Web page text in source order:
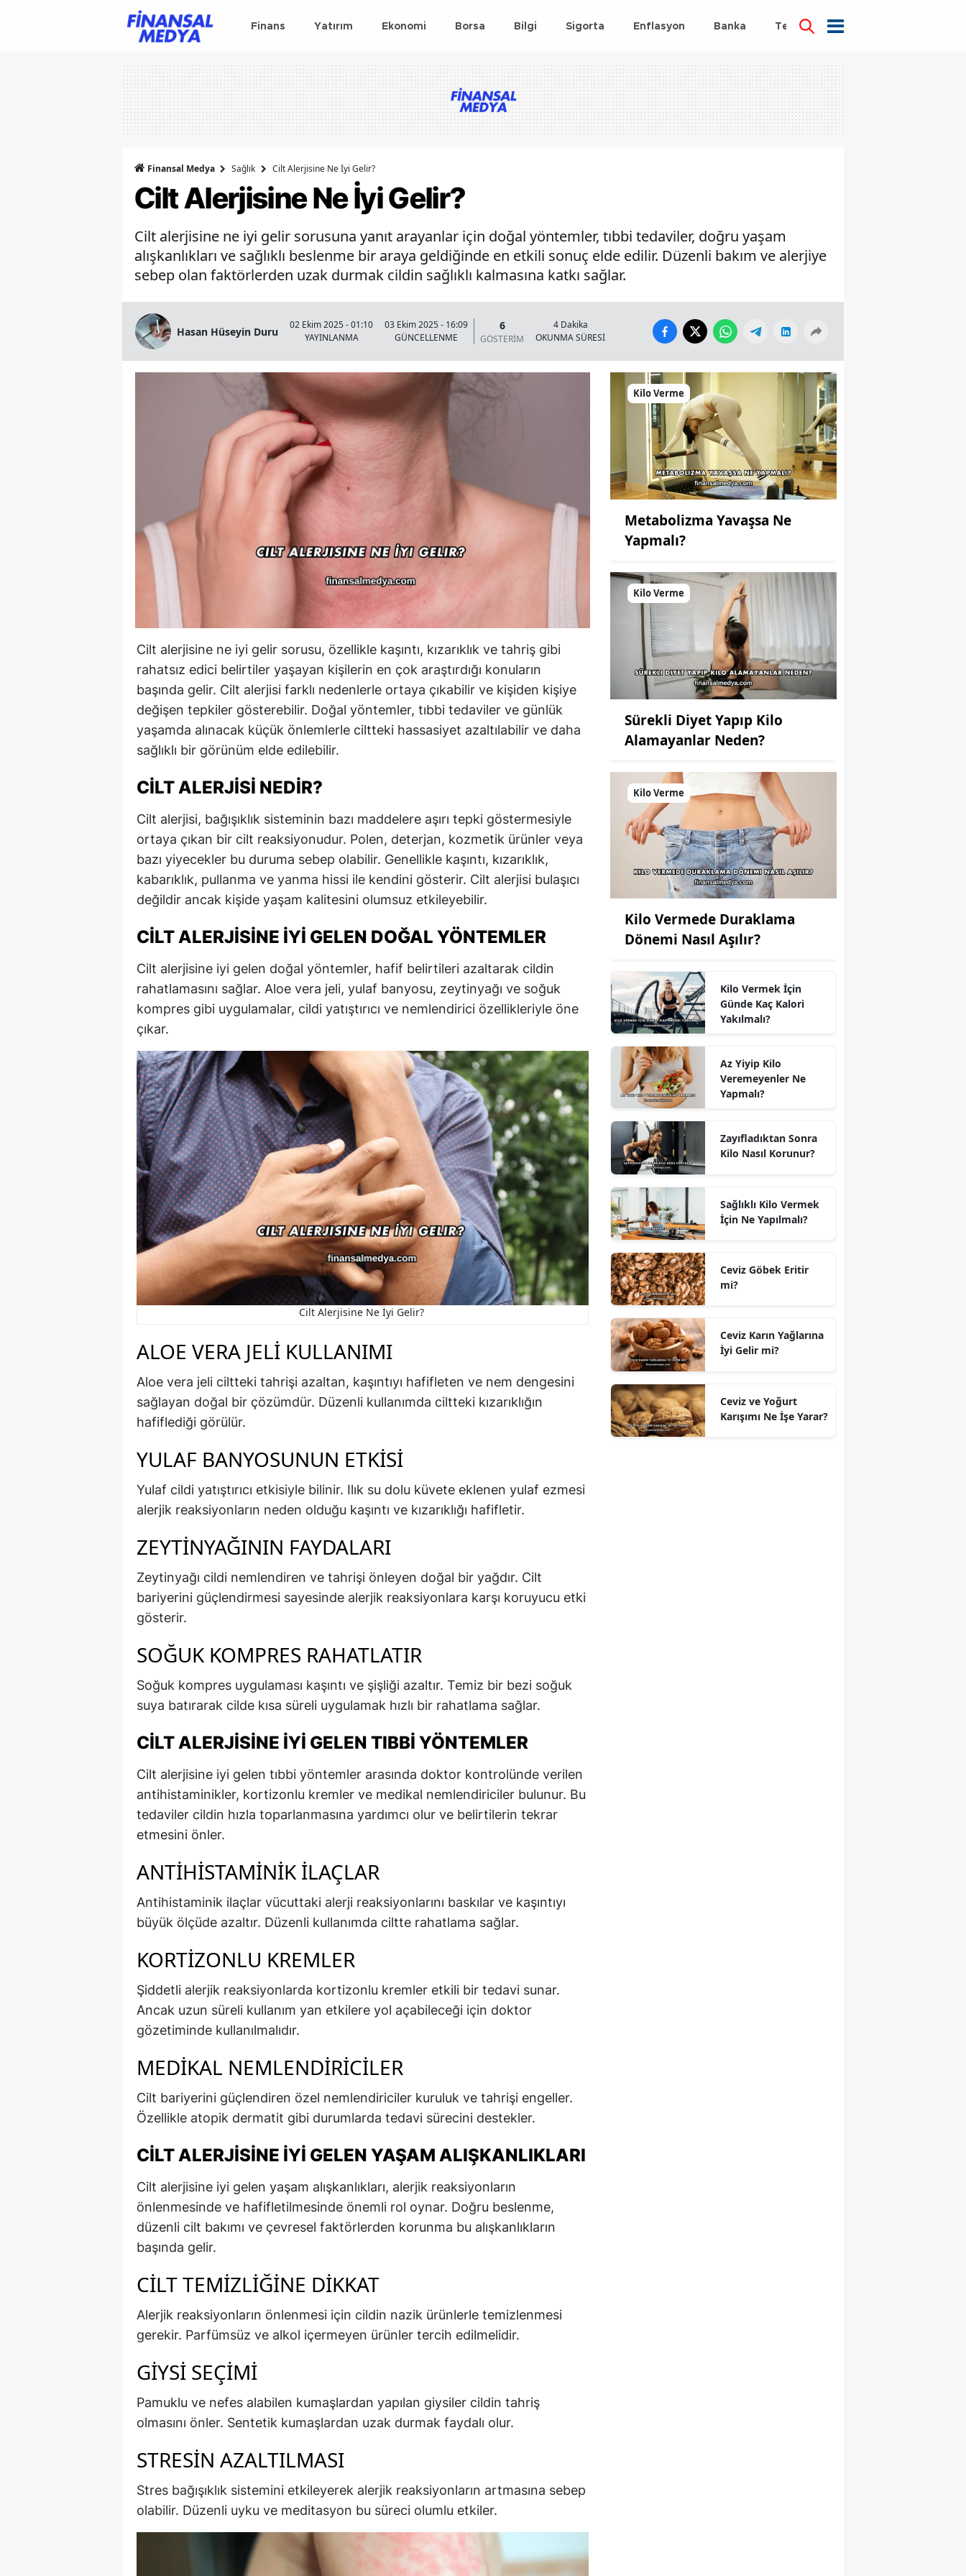
Finans Yatırım Ekonomi Borsa Bilgi Sigorta Enflasyon Banka Teknoloji
Finansal Medya Sağlık Cilt Alerjisine Ne İyi Gelir?
Cilt Alerjisine Ne İyi Gelir?
Cilt alerjisine ne iyi gelir sorusuna yanıt arayanlar için doğal yöntemler, tıbbi tedaviler, doğru yaşam
alışkanlıkları ve sağlıklı beslenme bir araya geldiğinde en etkili sonuç elde edilir. Düzenli bakım ve alerjiye
sebep olan faktörlerden uzak durmak cildin sağlıklı kalmasına katkı sağlar.
Hasan Hüseyin Duru
02 Ekim 2025 - 01:10
YAYINLANMA
03 Ekim 2025 - 16:09
GÜNCELLENME
6
GÖSTERİM
4 Dakika
OKUNMA SÜRESİ
Cilt alerjisine ne iyi gelir sorusu, özellikle kaşıntı, kızarıklık ve tahriş gibi
rahatsız edici belirtiler yaşayan kişilerin en çok araştırdığı konuların
başında gelir. Cilt alerjisi farklı nedenlerle ortaya çıkabilir ve kişiden kişiye
değişen tepkiler gösterebilir. Doğal yöntemler, tıbbi tedaviler ve günlük
yaşamda alınacak küçük önlemlerle ciltteki hassasiyet azaltılabilir ve daha
sağlıklı bir görünüm elde edilebilir.
CILT ALERJISI NEDIR?
Cilt alerjisi, bağışıklık sisteminin bazı maddelere aşırı tepki göstermesiyle
ortaya çıkan bir cilt reaksiyonudur. Polen, deterjan, kozmetik ürünler veya
bazı yiyecekler bu duruma sebep olabilir. Genellikle kaşıntı, kızarıklık,
kabarıklık, pullanma ve yanma hissi ile kendini gösterir. Cilt alerjisi bulaşıcı
değildir ancak kişide yaşam kalitesini olumsuz etkileyebilir.
CILT ALERJISINE İYI GELEN DOĞAL YÖNTEMLER
Cilt alerjisine iyi gelen doğal yöntemler, hafif belirtileri azaltarak cildin
rahatlamasını sağlar. Aloe vera jeli, yulaf banyosu, zeytinyağı ve soğuk
kompres gibi uygulamalar, cildi yatıştırıcı ve nemlendirici özellikleriyle öne
çıkar.
Cilt Alerjisine Ne İyi Gelir?
ALOE VERA JELI KULLANIMI
Aloe vera jeli ciltteki tahrişi azaltan, kaşıntıyı hafifleten ve nem dengesini
sağlayan doğal bir çözümdür. Düzenli kullanımda ciltteki kızarıklığın
hafiflediği görülür.
YULAF BANYOSUNUN ETKISI
Yulaf cildi yatıştırıcı etkisiyle bilinir. Ilık su dolu küvete eklenen yulaf ezmesi
alerjik reaksiyonların neden olduğu kaşıntı ve kızarıklığı hafifletir.
ZEYTINYAĞININ FAYDALARI
Zeytinyağı cildi nemlendiren ve tahrişi önleyen doğal bir yağdır. Cilt
bariyerini güçlendirmesi sayesinde alerjik reaksiyonlara karşı koruyucu etki
gösterir.
SOĞUK KOMPRES RAHATLATIR
Soğuk kompres uygulaması kaşıntı ve şişliği azaltır. Temiz bir bezi soğuk
suya batırarak cilde kısa süreli uygulamak hızlı bir rahatlama sağlar.
CILT ALERJISINE İYI GELEN TIBBI YÖNTEMLER
Cilt alerjisine iyi gelen tıbbi yöntemler arasında doktor kontrolünde verilen
antihistaminikler, kortizonlu kremler ve medikal nemlendiriciler bulunur. Bu
tedaviler cildin hızla toparlanmasına yardımcı olur ve belirtilerin tekrar
etmesini önler.
ANTIHISTAMINIK İLAÇLAR
Antihistaminik ilaçlar vücuttaki alerji reaksiyonlarını baskılar ve kaşıntıyı
büyük ölçüde azaltır. Düzenli kullanımda ciltte rahatlama sağlar.
KORTIZONLU KREMLER
Şiddetli alerjik reaksiyonlarda kortizonlu kremler etkili bir tedavi sunar.
Ancak uzun süreli kullanım yan etkilere yol açabileceği için doktor
gözetiminde kullanılmalıdır.
MEDIKAL NEMLENDIRICILER
Cilt bariyerini güçlendiren özel nemlendiriciler kuruluk ve tahrişi engeller.
Özellikle atopik dermatit gibi durumlarda tedavi sürecini destekler.
CILT ALERJISINE İYI GELEN YAŞAM ALIŞKANLIKLARI
Cilt alerjisine iyi gelen yaşam alışkanlıkları, alerjik reaksiyonların
önlenmesinde ve hafifletilmesinde önemli rol oynar. Doğru beslenme,
düzenli cilt bakımı ve çevresel faktörlerden korunma bu alışkanlıkların
başında gelir.
CILT TEMIZLIĞINE DIKKAT
Alerjik reaksiyonların önlenmesi için cildin nazik ürünlerle temizlenmesi
gerekir. Parfümsüz ve alkol içermeyen ürünler tercih edilmelidir.
GIYSI SEÇIMI
Pamuklu ve nefes alabilen kumaşlardan yapılan giysiler cildin tahriş
olmasını önler. Sentetik kumaşlardan uzak durmak faydalı olur.
STRESIN AZALTILMASI
Stres bağışıklık sistemini etkileyerek alerjik reaksiyonların artmasına sebep
olabilir. Düzenli uyku ve meditasyon bu süreci olumlu etkiler.
Kilo Verme
Metabolizma Yavaşsa Ne
Yapmalı?
Kilo Verme
Sürekli Diyet Yapıp Kilo
Alamayanlar Neden?
Kilo Verme
Kilo Vermede Duraklama
Dönemi Nasıl Aşılır?
Kilo Vermek İçin
Günde Kaç Kalori
Yakılmalı?
Az Yiyip Kilo
Veremeyenler Ne
Yapmalı?
Zayıfladıktan Sonra
Kilo Nasıl Korunur?
Sağlıklı Kilo Vermek
İçin Ne Yapılmalı?
Ceviz Göbek Eritir
mi?
Ceviz Karın Yağlarına
İyi Gelir mi?
Ceviz ve Yoğurt
Karışımı Ne İşe Yarar?